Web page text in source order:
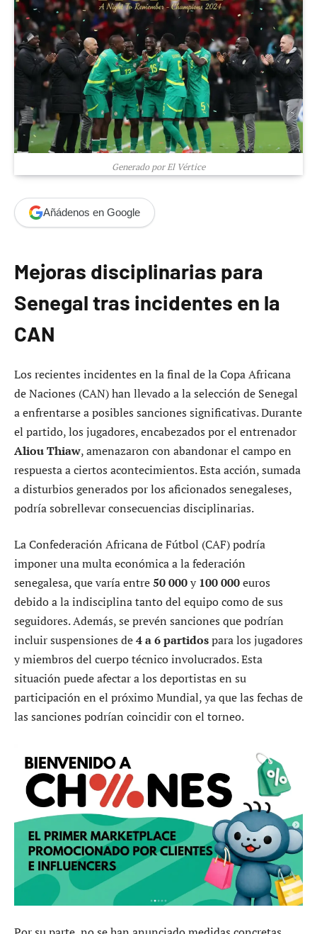
Generado por El Vértice
Añádenos en Google
Mejoras disciplinarias para
Senegal tras incidentes en la
CAN
Los recientes incidentes en la final de la Copa Africana
de Naciones (CAN) han llevado a la selección de Senegal
a enfrentarse a posibles sanciones significativas. Durante
el partido, los jugadores, encabezados por el entrenador
Aliou Thiaw, amenazaron con abandonar el campo en
respuesta a ciertos acontecimientos. Esta acción, sumada
a disturbios generados por los aficionados senegaleses,
podría sobrellevar consecuencias disciplinarias.
La Confederación Africana de Fútbol (CAF) podría
imponer una multa económica a la federación
senegalesa, que varía entre50 000y100 000euros
debido a la indisciplina tanto del equipo como de sus
seguidores. Además, se prevén sanciones que podrían
incluir suspensiones de4 a 6 partidospara los jugadores
y miembros del cuerpo técnico involucrados. Esta
situación puede afectar a los deportistas en su
participación en el próximo Mundial, ya que las fechas de
las sanciones podrían coincidir con el torneo.